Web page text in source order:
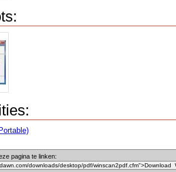
pagina te linken: